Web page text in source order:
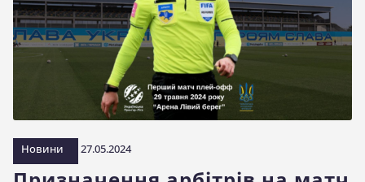
Новини 27.05.2024